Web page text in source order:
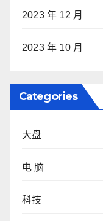
2023 年 12 月
2023 年 10 月
Categories
大盘
电 脑
科技